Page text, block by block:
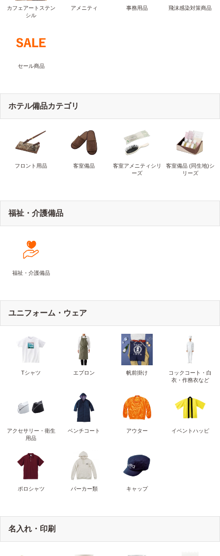
カフェアートステン
シル
アメニティ 事務用品 飛沫感染対策商品
セール商品
ホテル備品カテゴリ
フロント用品 客室備品
客室アメニティシリ
ーズ
客室備品 (同生地)シ
リーズ
福祉・介護備品
福祉・介護備品
ユニフォーム・ウェア
Tシャツ エプロン 帆前掛け
コックコート・白
衣・作務衣など
アクセサリー・衛生
用品
ベンチコート アウター イベントハッピ
ポロシャツ パーカー類 キャップ
名入れ・印刷